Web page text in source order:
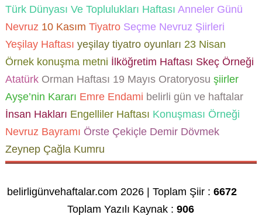
Türk Dünyası Ve Toplulukları Haftası Anneler Günü
Nevruz 10 Kasım TiyatroSeçme Nevruz Şiirleri
Yeşilay Haftası yeşilay tiyatro oyunları 23 Nisan
Örnek konuşma metni İlköğretim Haftası Skeç Örneği
AtatürkOrman Haftası 19 Mayıs Oratoryosu şiirler
Ayşe’nin Kararı Emre Endami belirli gün ve haftalar
İnsan Hakları Engelliler Haftası Konuşması Örneği
Nevruz Bayramı Örste Çekiçle Demir Dövmek
Zeynep Çağla Kumru
belirligünvehaftalar.com 2026 | Toplam Şiir :6672
Toplam Yazılı Kaynak :906